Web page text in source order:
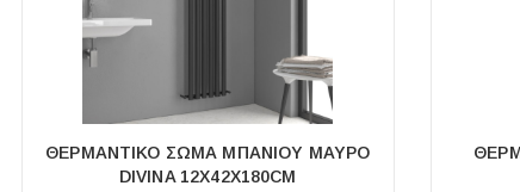
ΘΕΡΜΑΝΤΙΚΌ ΣΏΜΑ ΜΠΆΝΙΟΥ ΜΑΎΡΟ
DIVINA 12X42X180CM